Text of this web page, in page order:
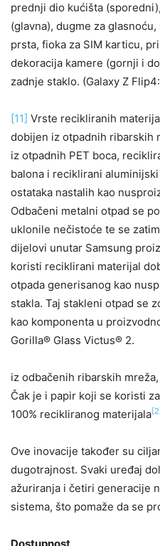
prednji dio kućišta
(glavna), dugme za
prsta, fioka za SIM karticu,
dekoracija kamere (gornji i
zadnje staklo. (Galaxy Z
[11] Vrste recikliranih
dobijen iz otpadnih ribarskih
iz otpadnih PET boca,
balona i reciklirani
ostataka nastalih kao
Odbačeni metalni otpad se
uklonile nečistoće te se
dijelovi unutar Samsung
koristi reciklirani materijal
otpada generisanog kao
stakla. Taj stakleni otpad se
kao komponenta u
Gorilla® Glass Victus® 2.
iz odbačenih ribarskih
Čak je i papir koji se koristi
100% recikliranog materijala[2]
Ove inovacije također su
dugotrajnost. Svaki uređaj
ažuriranja i četiri generacije
sistema, što pomaže da se